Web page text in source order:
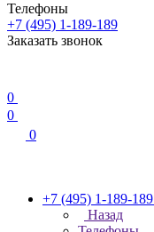
Телефоны
+7 (495) 1-189-189
Заказать звонок
0
0
0
+7 (495) 1-189-189
Назад